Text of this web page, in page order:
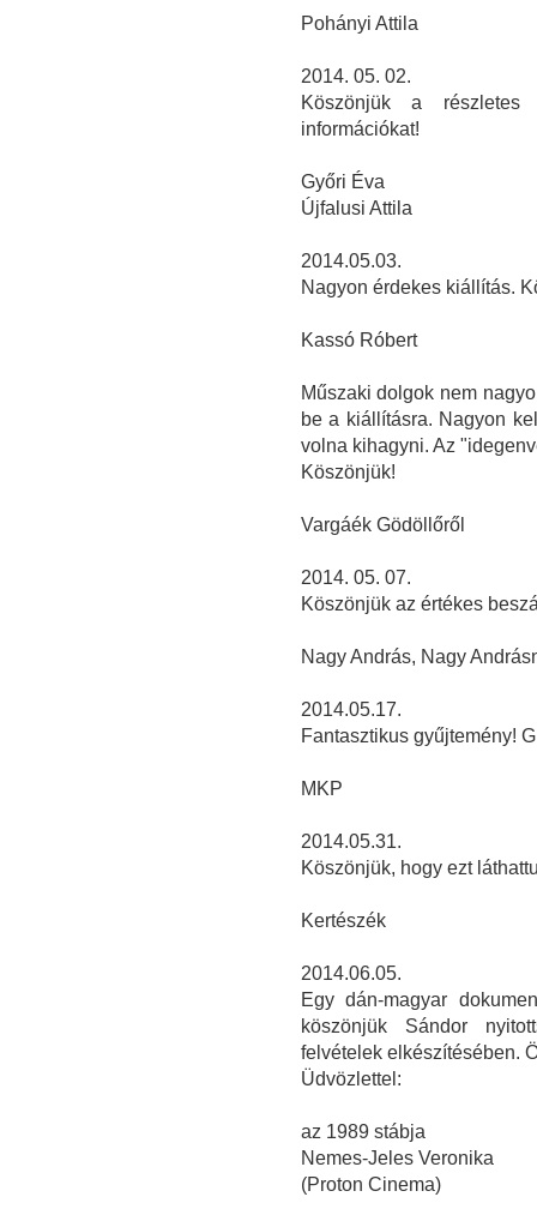
Pohányi Attila
2014. 05. 02.
Köszönjük a
információkat!
Győri Éva
Újfalusi Attila
2014.05.03.
Nagyon érdekes kiállítás.
Kassó Róbert
Műszaki dolgok nem
be a kiállításra. Nagyon
volna kihagyni. Az
Köszönjük!
Vargáék Gödöllőről
2014. 05. 07.
Köszönjük az értékes
Nagy András, Nagy
2014.05.17.
Fantasztikus gyűjtemény!
MKP
2014.05.31.
Köszönjük, hogy ezt
Kertészék
2014.06.05.
Egy dán-magyar
köszönjük Sándor
felvételek elkészítésében.
Üdvözlettel:
az 1989 stábja
Nemes-Jeles Veronika
(Proton Cinema)